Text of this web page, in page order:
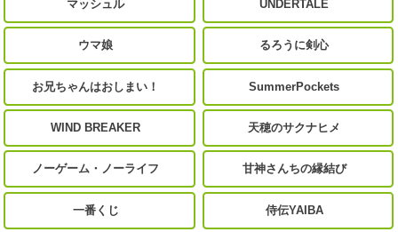
マッシュル UNDERTALE
ウマ娘 るろうに剣心
お兄ちゃんはおしまい！ SummerPockets
WIND BREAKER 天穂のサクナヒメ
ノーゲーム・ノーライフ 甘神さんちの縁結び
一番くじ 侍伝YAIBA